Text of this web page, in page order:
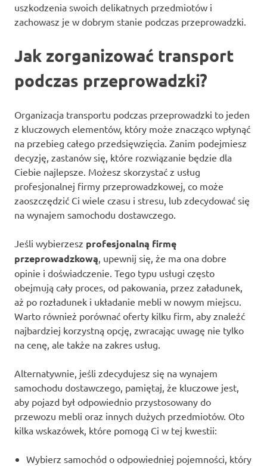
uszkodzenia swoich delikatnych przedmiotów i
zachowasz je w dobrym stanie podczas przeprowadzki.
Jak zorganizować transport
podczas przeprowadzki?
Organizacja transportu podczas przeprowadzki to jeden
z kluczowych elementów, który może znacząco wpłynąć
na przebieg całego przedsięwzięcia. Zanim podejmiesz
decyzję, zastanów się, które rozwiązanie będzie dla
Ciebie najlepsze. Możesz skorzystać z usług
profesjonalnej firmy przeprowadzkowej, co może
zaoszczędzić Ci wiele czasu i stresu, lub zdecydować się
na wynajem samochodu dostawczego.
Jeśli wybierzesz profesjonalną firmę
przeprowadzkową , upewnij się, że ma ona dobre
opinie i doświadczenie. Tego typu usługi często
obejmują cały proces, od pakowania, przez załadunek,
aż po rozładunek i układanie mebli w nowym miejscu.
Warto również porównać oferty kilku firm, aby znaleźć
najbardziej korzystną opcję, zwracając uwagę nie tylko
na cenę, ale także na zakres usług.
Alternatywnie, jeśli zdecydujesz się na wynajem
samochodu dostawczego, pamiętaj, że kluczowe jest,
aby pojazd był odpowiednio przystosowany do
przewozu mebli oraz innych dużych przedmiotów. Oto
kilka wskazówek, które pomogą Ci w tej kwestii:
Wybierz samochód o odpowiedniej pojemności, który